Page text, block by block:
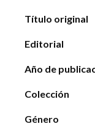
Título original
Editorial
Año de
Colección
Género